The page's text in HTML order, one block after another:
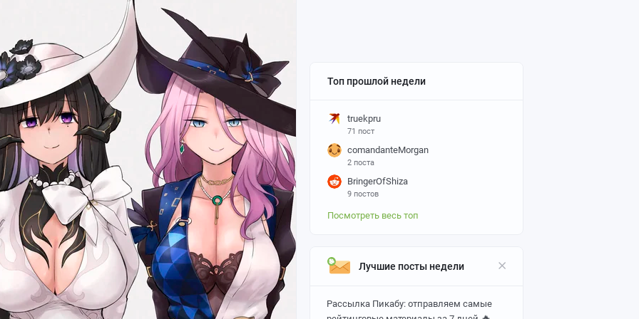
Топ прошлой недели
truekpru
71 пост
comandanteMorgan
2 поста
BringerOfShiza
9 постов
Посмотреть весь топ
Лучшие посты недели
Рассылка Пикабу: отправляем самые